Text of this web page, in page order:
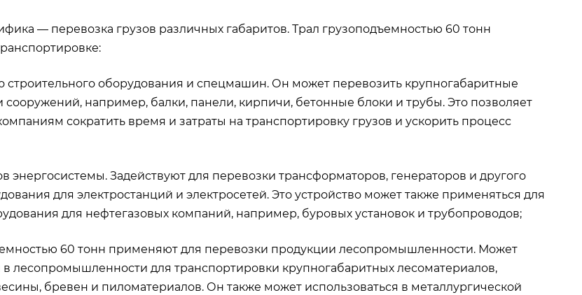
— перевозка грузов различных габаритов. Трал грузоподъемностью 60 тонн
оборудования и спецмашин. Он может перевозить крупногабаритные
сооружений, например, балки, панели, кирпичи, бетонные блоки и трубы. Это позволяет
сократить время и затраты на транспортировку грузов и ускорить процесс
Задействуют для перевозки трансформаторов, генераторов и другого
для электростанций и электросетей. Это устройство может также применяться для
для нефтегазовых компаний, например, буровых установок и трубопроводов;
60 тонн применяют для перевозки продукции лесопромышленности. Может
в лесопромышленности для транспортировки крупногабаритных лесоматериалов,
бревен и пиломатериалов. Он также может использоваться в металлургической